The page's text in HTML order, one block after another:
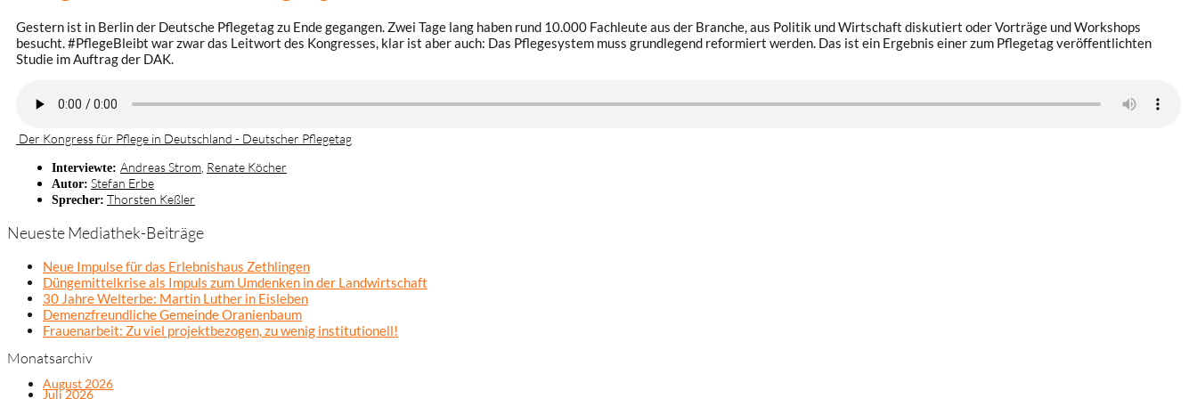
Gestern ist in Berlin der Deutsche Pflegetag zu Ende gegangen. Zwei Tage lang haben rund 10.000 Fachleute aus der Branche, aus Politik und Wirtschaft diskutiert oder Vorträge und Workshops
besucht. #PflegeBleibt war zwar das Leitwort des Kongresses, klar ist aber auch: Das Pflegesystem muss grundlegend reformiert werden. Das ist ein Ergebnis einer zum Pflegetag veröffentlichten
Studie im Auftrag der DAK.
Der Kongress für Pflege in Deutschland - Deutscher Pflegetag
Interviewte: Andreas Strom Renate Köcher
Autor: Stefan Erbe
Sprecher: Thorsten Keßler
Neueste Mediathek-Beiträge
Neue Impulse für das Erlebnishaus Zethlingen
Düngemittelkrise als Impuls zum Umdenken in der Landwirtschaft
30 Jahre Welterbe: Martin Luther in Eisleben
Demenzfreundliche Gemeinde Oranienbaum
Frauenarbeit: Zu viel projektbezogen, zu wenig institutionell!
Monatsarchiv
August 2026
Juli 2026